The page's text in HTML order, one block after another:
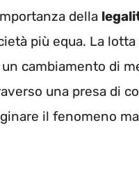
della
più equa. La
cambiamento di
una presa di
il fenomeno